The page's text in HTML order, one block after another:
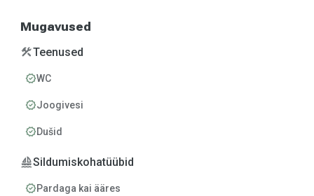
Mugavused
constructionTeenused
verifiedWC
verifiedJoogivesi
verifiedDušid
sailingSildumiskohatüübid
verifiedPardaga kai ääres